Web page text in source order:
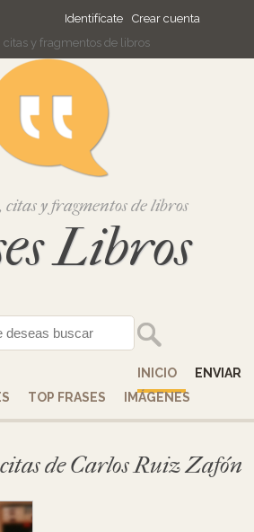
Identifícate Crear cuenta
citas y fragmentos de libros
citas y fragmentos de libros
Libros
INICIO
ENVIAR
TOP FRASES IMÁGENES
citas de Carlos Ruiz Zafón